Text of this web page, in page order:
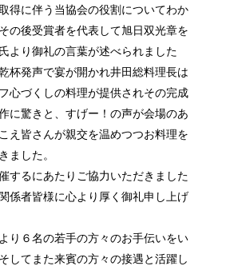
得に伴う当協会の役割についてわか
の後受賞者を代表して旭日双光章を
より御礼の言葉が述べられました
杯発声で宴が開かれ井田総料理長は
心づくしの料理が提供されその完成
に驚きと、すげー！の声が会場のあ
え皆さんが親交を温めつつお料理を
ました。
するにあたりご協力いただきました
係者皆様に心より厚く御礼申し上げ
り６名の若手の方々のお手伝いをい
してまた来賓の方々の接遇と活躍し